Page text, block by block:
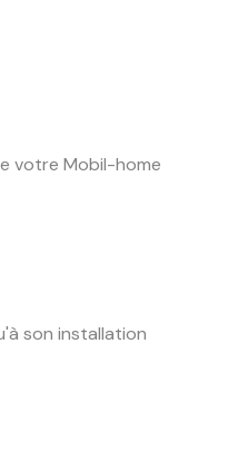
votre Mobil-home
son installation